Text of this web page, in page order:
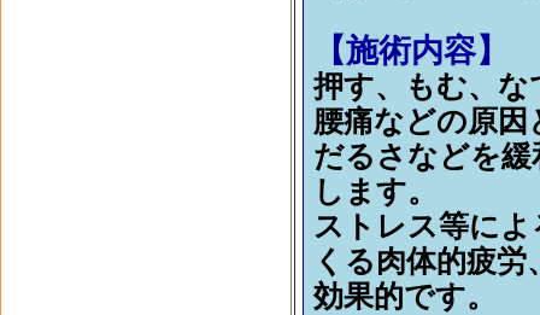
【施術内容】
押す、もむ、な
腰痛などの原
だるさなどを緩
します。
ストレス等に
くる肉体的疲
効果的です。